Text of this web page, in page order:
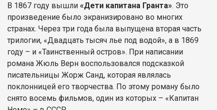
В 1867 году вышли «Дети капитана Гранта». Это
произведение было экранизировано во многих
странах. Через три года была выпущена вторая часть
трилогии, «Двадцать тысяч лье под водой», а в 1869
году – и «Таинственный остров». При написании
романа Жюль Верн воспользовался подсказкой
писательницы Жорж Санд, которая являлась
поклонницей его творчества. По этому роману было
снято восемь фильмов, один из которых – «Капитан